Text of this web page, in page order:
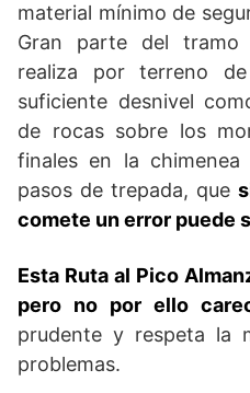
material mínimo de
Gran parte del
realiza por terreno
suficiente desnivel
de rocas sobre los
finales en la
pasos de trepada, que
comete un error puede
Esta Ruta al Pico
pero no por ello
prudente y respeta la
problemas.